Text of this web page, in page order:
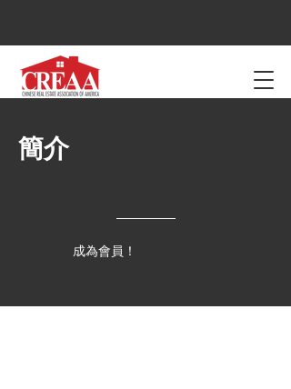
簡介
成為會員！